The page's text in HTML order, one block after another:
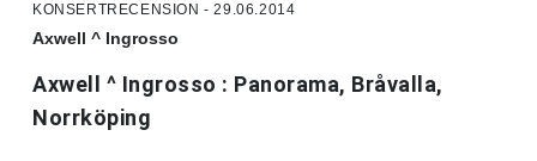
KONSERTRECENSION - 29.06.2014
Axwell ^ Ingrosso
Axwell ^ Ingrosso : Panorama, Bråvalla,
Norrköping